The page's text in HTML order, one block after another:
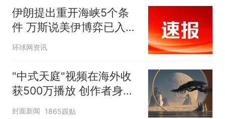
伊朗提出重开海峡5个条
件 万斯说美伊博弈已入中
局
环球网资讯
"中式天庭"视频在海外收
获500万播放 创作者身份
披露
封面新闻 1865跟贴